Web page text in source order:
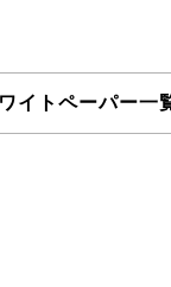
イトペーパー一